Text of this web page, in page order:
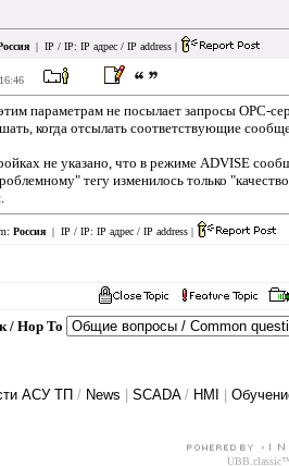
| IP / IP: IP адрес / IP address |
параметрам не посылает запросы OPC-
когда отсылать соответствующие
не указано, что в режиме ADVISE
тегу изменилось только
Россия | IP / IP: IP адрес / IP address |
/ Hop To
АСУ ТП / News SCADA/ HMI